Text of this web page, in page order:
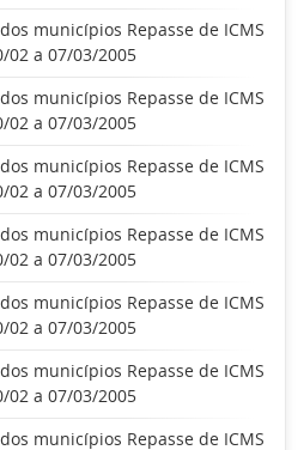
municípios Repasse de ICMS
02 a 07/03/2005
municípios Repasse de ICMS
02 a 07/03/2005
municípios Repasse de ICMS
02 a 07/03/2005
municípios Repasse de ICMS
02 a 07/03/2005
municípios Repasse de ICMS
02 a 07/03/2005
municípios Repasse de ICMS
02 a 07/03/2005
municípios Repasse de ICMS